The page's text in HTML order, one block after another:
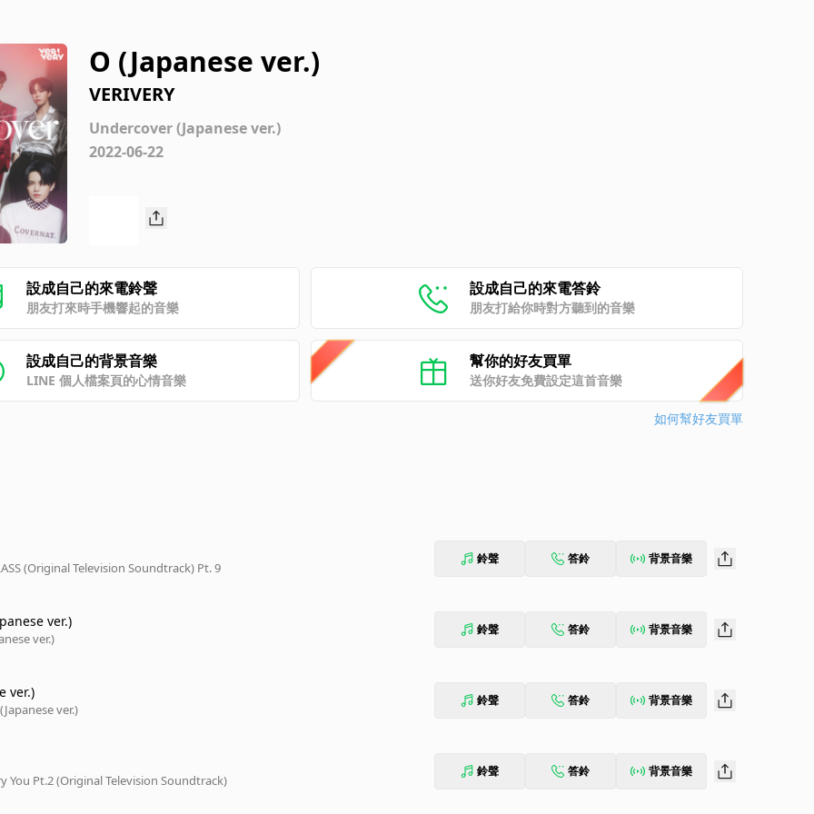
O (Japanese ver.)
VERIVERY
Undercover (Japanese ver.)
2022-06-22
設成自己的來電鈴聲
朋友打來時手機響起的音樂
設成自己的來電答鈴
朋友打給你時對方聽到的音樂
設成自己的背景音樂
LINE 個人檔案頁的心情音樂
幫你的好友買單
送你好友免費設定這首音樂
如何幫好友買單
(Original Television Soundtrack) Pt. 9
鈴聲 答鈴 背景音樂
ver.)
ver.)
鈴聲 答鈴 背景音樂
ver.)
ver.)
鈴聲 答鈴 背景音樂
You Pt.2 (Original Television Soundtrack)
鈴聲 答鈴 背景音樂